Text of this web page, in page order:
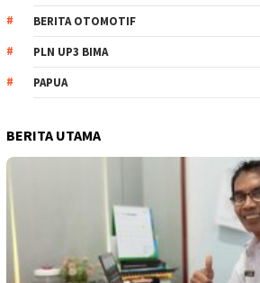
BERITA OTOMOTIF
PLN UP3 BIMA
PAPUA
BERITA UTAMA